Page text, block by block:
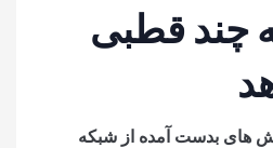
چند قطبی
های بدست آمده از شبکه